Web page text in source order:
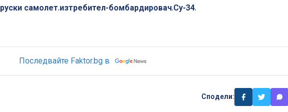
руски самолет,изтребител-бомбардировач,Су-34,
Последвайте Faktor.bg в
Сподели: